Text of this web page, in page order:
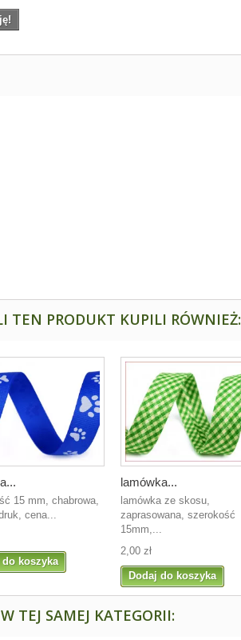
TEN PRODUKT KUPILI RÓWNIEŻ:
15 mm, chabrowa,
cena...
do koszyka
lamówka...
lamówka ze skosu,
zaprasowana, szerokość
15mm,...
2,00 zł
Dodaj do koszyka
TEJ SAMEJ KATEGORII: